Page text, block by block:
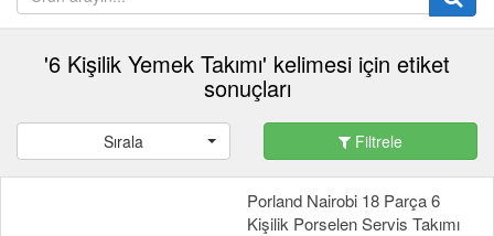
'6 Kişilik Yemek Takımı' kelimesi için etiket
sonuçları
Sırala Filtrele
Porland Nairobi 18 Parça 6
Kişilik Porselen Servis Takımı